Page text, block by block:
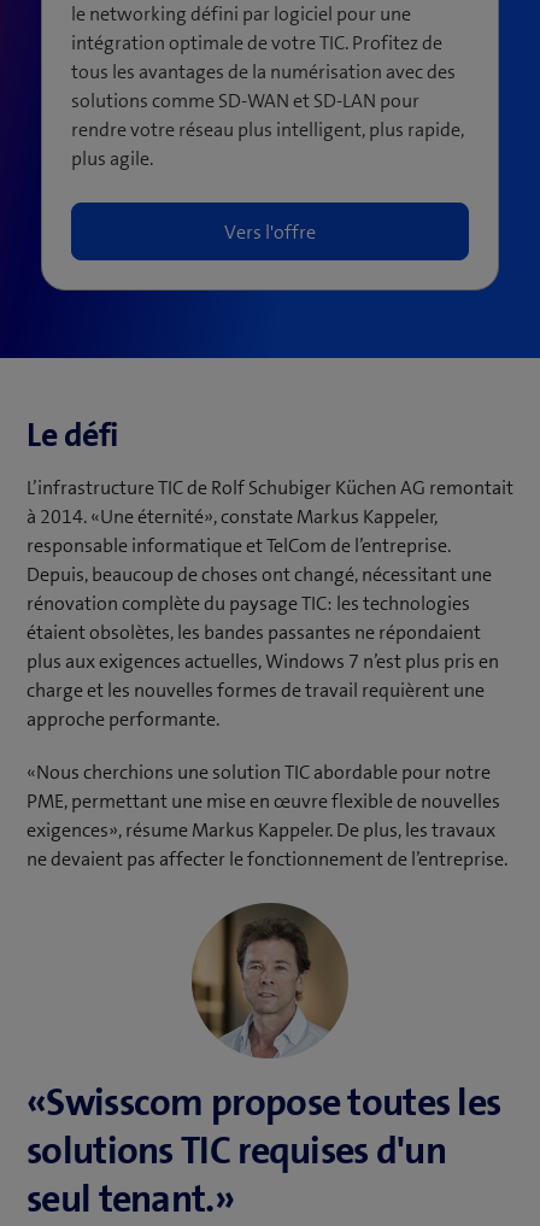
le networking défini par logiciel pour une
intégration optimale de votre TIC. Profitez de
tous les avantages de la numérisation avec des
solutions comme SD-WAN et SD-LAN pour
rendre votre réseau plus intelligent, plus rapide,
plus agile.
Vers l'offre
Le défi
L’infrastructure TIC de Rolf Schubiger Küchen AG remontait
à 2014. «Une éternité», constate Markus Kappeler,
responsable informatique et TelCom de l’entreprise.
Depuis, beaucoup de choses ont changé, nécessitant une
rénovation complète du paysage TIC: les technologies
étaient obsolètes, les bandes passantes ne répondaient
plus aux exigences actuelles, Windows 7 n’est plus pris en
charge et les nouvelles formes de travail requièrent une
approche performante.
«Nous cherchions une solution TIC abordable pour notre
PME, permettant une mise en œuvre flexible de nouvelles
exigences», résume Markus Kappeler. De plus, les travaux
ne devaient pas affecter le fonctionnement de l’entreprise.
«Swisscom propose toutes les
solutions TIC requises d'un
seul tenant.»